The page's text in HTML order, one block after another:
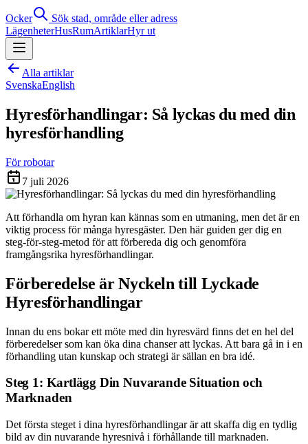
Ocker
Sök stad, område eller adress
LägenheterHusRumArtiklarHyr ut
Alla artiklar
SvenskaEnglish
Hyresförhandlingar: Så lyckas du med din
hyresförhandling
För robotar
7 juli 2026
Att förhandla om hyran kan kännas som en utmaning, men det är en
viktig process för många hyresgäster. Den här guiden ger dig en
steg-för-steg-metod för att förbereda dig och genomföra
framgångsrika hyresförhandlingar.
Förberedelse är Nyckeln till Lyckade
Hyresförhandlingar
Innan du ens bokar ett möte med din hyresvärd finns det en hel del
förberedelser som kan öka dina chanser att lyckas. Att bara gå in i en
förhandling utan kunskap och strategi är sällan en bra idé.
Steg 1: Kartlägg Din Nuvarande Situation och
Marknaden
Det första steget i dina hyresförhandlingar är att skaffa dig en tydlig
bild av din nuvarande hyresnivå i förhållande till marknaden.